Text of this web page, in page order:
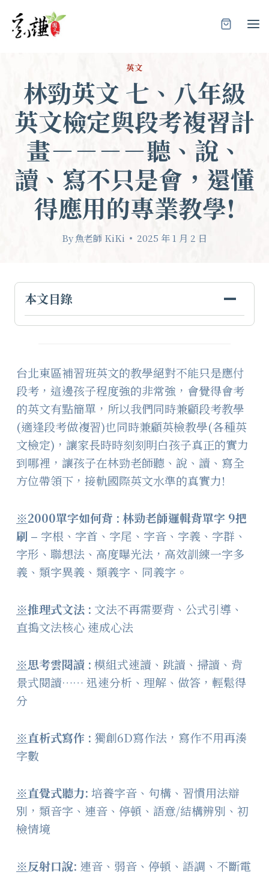
英文
林勁英文 七、八年級
英文檢定與段考複習計
畫－－－－聽、說、
讀、寫不只是會，還懂
得應用的專業教學!
By魚老師 KiKi 2025 年 1 月 2 日
本文目錄
台北東區補習班英文的教學絕對不能只是應付
段考，這邊孩子程度強的非常強，會覺得會考
的英文有點簡單，所以我們同時兼顧段考教學
(適逢段考做複習)也同時兼顧英檢教學(各種英
文檢定)，讓家長時時刻刻明白孩子真正的實力
到哪裡，讓孩子在林勁老師聽、說、讀、寫全
方位帶領下，接軌國際英文水準的真實力!
※2000單字如何背 : 林勁老師邏輯背單字 9把
刷 – 字根、字首、字尾、字音、字義、字群、
字形、聯想法、高度曝光法，高效訓練一字多
義、類字異義、類義字、同義字。
※推理式文法 : 文法不再需要背、公式引導、
直搗文法核心 速成心法
※思考雲閱讀 : 模組式速讀、跳讀、掃讀、背
景式閱讀…… 迅速分析、理解、做答，輕鬆得
分
※直析式寫作 : 獨創6D寫作法，寫作不用再湊
字數
※直覺式聽力: 培養字音、句構、習慣用法辯
別，類音字、連音、停頓、語意/結構辨別、初
檢情境
※反射口說: 連音、弱音、停頓、語調、不斷電